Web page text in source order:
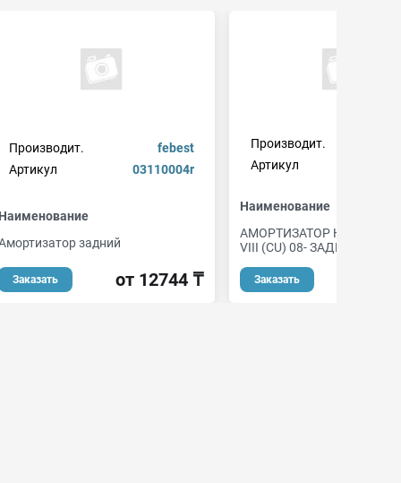
Производит.
febest
Артикул
03110004r
Наименование
задний
Заказать от 12744 ₸
Производит.
Артикул
Наименование
АМОРТИЗАТОР HONDA
VIII (CU) 08- ЗАДНИЙ ПРАВ
Заказать